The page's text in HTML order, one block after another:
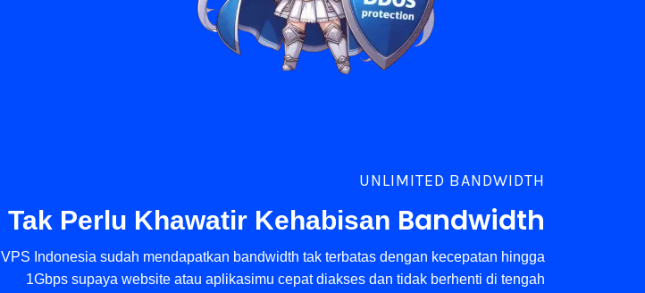
UNLIMITED BANDWIDTH
Tak Perlu Khawatir Kehabisan Bandwidth
VPS Indonesia sudah mendapatkan bandwidth tak terbatas dengan kecepatan hingga
1Gbps supaya website atau aplikasimu cepat diakses dan tidak berhenti di tengah